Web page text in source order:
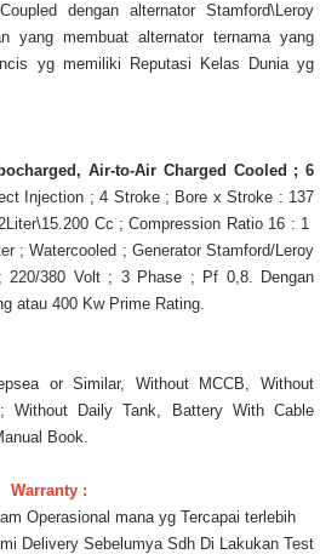
dengan alternator Stamford\Leroy
yang membuat alternator ternama yang
yg memiliki Reputasi Kelas Dunia yg
Air-to-Air Charged Cooled ; 6
Injection ; 4 Stroke ; Bore x Stroke : 137
Cc ; Compression Ratio 16 : 1
; Watercooled ; Generator Stamford/Leroy
380 Volt ; 3 Phase ; Pf 0,8. Dengan
atau 400 Kw Prime Rating.
or Similar, Without MCCB, Without
Without Daily Tank, Battery With Cable
Book.
Warranty :
Operasional mana yg Tercapai terlebih
Delivery Sebelumya Sdh Di Lakukan Test